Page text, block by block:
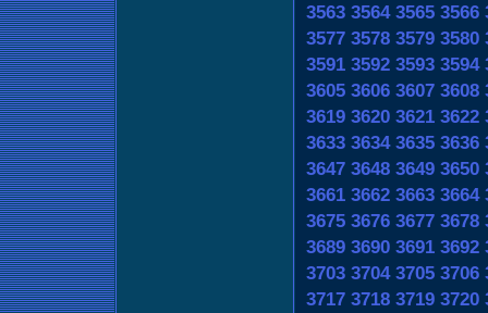
3563 3564 3565 3566
3577 3578 3579 3580
3591 3592 3593 3594
3605 3606 3607 3608
3619 3620 3621 3622
3633 3634 3635 3636
3647 3648 3649 3650
3661 3662 3663 3664
3675 3676 3677 3678
3689 3690 3691 3692
3703 3704 3705 3706
3717 3718 3719 3720